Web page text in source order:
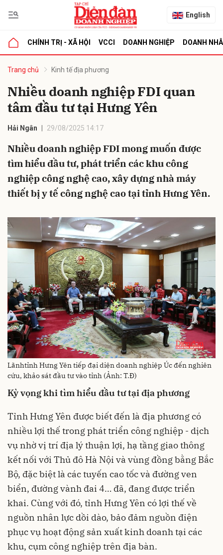
English
CHÍNH TRỊ - XÃ HỘI VCCI DOANH NGHIỆP DOANH
Trang chủ Kinh tế địa phương
Nhiều doanh nghiệp FDI quan
tâm đầu tư tại Hưng Yên
Hải Ngân 29/08/2025 14:17
Nhiều doanh nghiệp FDI mong muốn được
tìm hiểu đầu tư, phát triển các khu công
nghiệp công nghệ cao, xây dựng nhà máy
thiết bị y tế công nghệ cao tại tỉnh Hưng Yên.
Lãnhtỉnh Hưng Yên tiếp đại diện doanh nghiệp Úc đến nghiên
cứu, khảo sát đầu tư vào tỉnh (Ảnh: T.Đ)
Kỳ vọng khi tìm hiểu đầu tư tại địa phương
Tỉnh Hưng Yên được biết đến là địa phương có
nhiều lợi thế trong phát triển công nghiệp - dịch
vụ nhờ vị trí địa lý thuận lợi, hạ tầng giao thông
kết nối với Thủ đô Hà Nội và vùng đồng bằng Bắc
Bộ, đặc biệt là các tuyến cao tốc và đường ven
biển, đường vành đai 4… đã, đang được triển
khai. Cùng với đó, tỉnh Hưng Yên có lợi thế về
nguồn nhân lực dồi dào, bảo đảm nguồn điện
phục vụ hoạt động sản xuất kinh doanh tại các
khu, cụm công nghiệp trên địa bàn.
luận
Hủy